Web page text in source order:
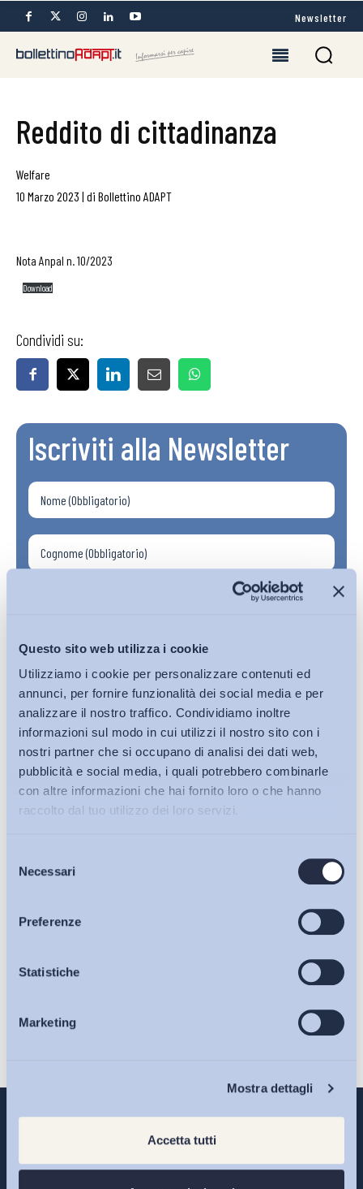
Questo sito web utilizza i cookie
Utilizziamo i cookie per personalizzare contenuti ed
annunci, per fornire funzionalità dei social media e per
analizzare il nostro traffico. Condividiamo inoltre
informazioni sul modo in cui utilizzi il nostro sito con i
nostri partner che si occupano di analisi dei dati web,
pubblicità e social media, i quali potrebbero combinarle
con altre informazioni che hai fornito loro o che hanno
raccolto dal tuo utilizzo dei loro servizi.
delNecessari
Preferenze
Statistiche
Marketing
Mostra dettagli
Accetta tutti
Bollettini ADAPT
Articoli
Osservatori
Eventi
Newsletter
Reddito di cittadinanza
Welfare
10 Marzo 2023 | di Bollettino ADAPT
Nota Anpal n. 10/2023
Download
Condividi su:
Iscriviti alla Newsletter
Ho letto e Accetto il trattamento dei dati personali descritti
Iscriviti
Interventi ADAPT